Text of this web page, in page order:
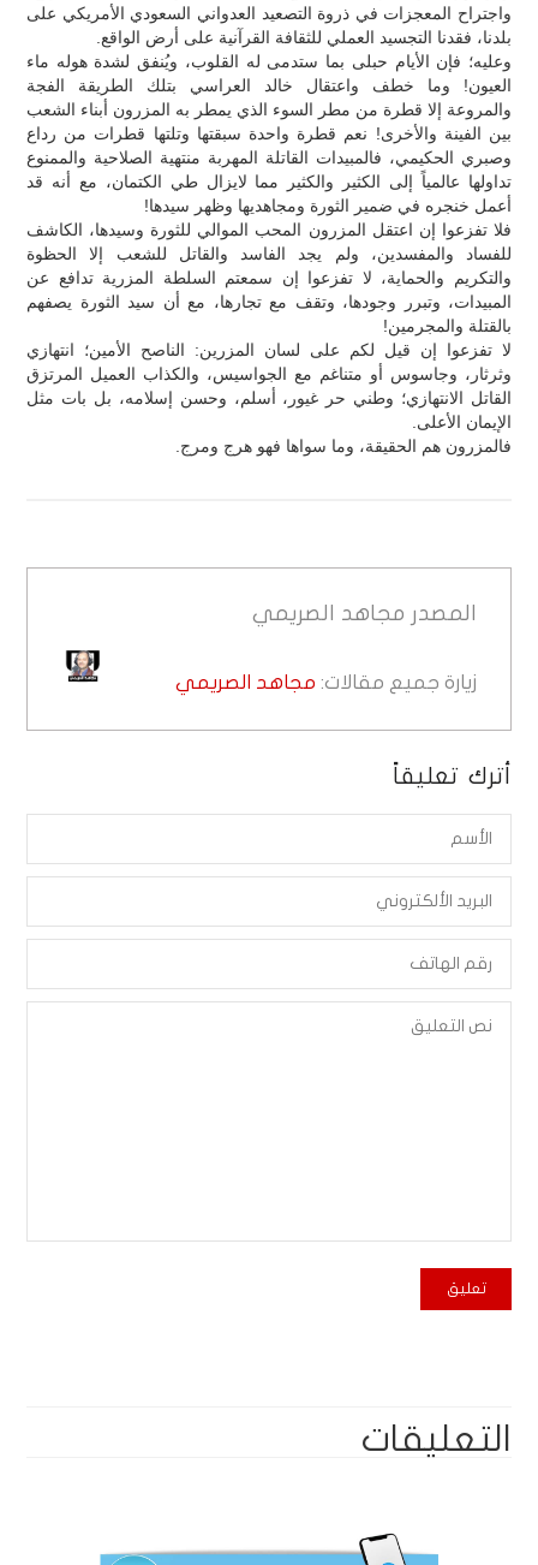
واجتراح المعجزات في ذروة التصعيد العدواني السعودي الأمريكي على
بلدنا، فقدنا التجسيد العملي للثقافة القرآنية على أرض الواقع.
وعليه؛ فإن الأيام حبلى بما ستدمى له القلوب، ويُنفق لشدة هوله ماء
العيون! وما خطف واعتقال خالد العراسي بتلك الطريقة الفجة
والمروعة إلا قطرة من مطر السوء الذي يمطر به المزرون أبناء الشعب
بين الفينة والأخرى! نعم قطرة واحدة سبقتها وتلتها قطرات من رداع
وصبري الحكيمي، فالمبيدات القاتلة المهربة منتهية الصلاحية والممنوع
تداولها عالمياً إلى الكثير والكثير مما لايزال طي الكتمان، مع أنه قد
أعمل خنجره في ضمير الثورة ومجاهديها وظهر سيدها!
فلا تفزعوا إن اعتقل المزرون المحب الموالي للثورة وسيدها، الكاشف
للفساد والمفسدين، ولم يجد الفاسد والقاتل للشعب إلا الحظوة
والتكريم والحماية، لا تفزعوا إن سمعتم السلطة المزرية تدافع عن
المبيدات، وتبرر وجودها، وتقف مع تجارها، مع أن سيد الثورة يصفهم
بالقتلة والمجرمين!
لا تفزعوا إن قيل لكم على لسان المزرين: الناصح الأمين؛ انتهازي
وثرثار، وجاسوس أو متناغم مع الجواسيس، والكذاب العميل المرتزق
القاتل الانتهازي؛ وطني حر غيور، أسلم، وحسن إسلامه، بل بات مثل
الإيمان الأعلى.
فالمزرون هم الحقيقة، وما سواها فهو هرج ومرج.
المصدر مجاهد الصريمي
زيارة جميع مقالات: مجاهد الصريمي
أترك تعليقاً
التعليقات